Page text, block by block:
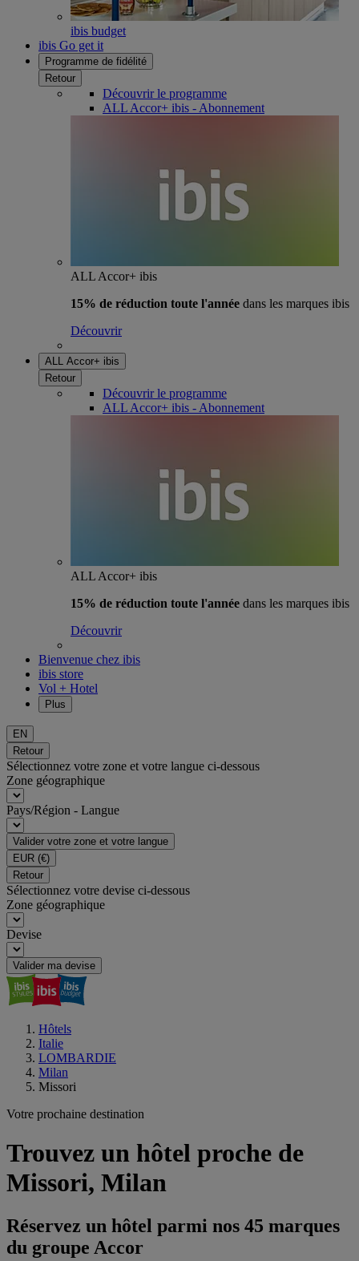
ibis budget
ibis Go get it
Programme de fidélité
Retour
Découvrir le programme
ALL Accor+ ibis - Abonnement
ALL Accor+ ibis
15% de réduction toute l'année dans les marques ibis
Découvrir
ALL Accor+ ibis
Retour
Découvrir le programme
ALL Accor+ ibis - Abonnement
ALL Accor+ ibis
15% de réduction toute l'année dans les marques ibis
Découvrir
Bienvenue chez ibis
ibis store
Vol + Hotel
Plus
EN
Retour
Sélectionnez votre zone et votre langue ci-dessous
Zone géographique
Pays/Région - Langue
Valider votre zone et votre langue
EUR (€)
Retour
Sélectionnez votre devise ci-dessous
Zone géographique
Devise
Valider ma devise
Hôtels
Italie
LOMBARDIE
Milan
Missori
Votre prochaine destination
Trouvez un hôtel proche de
Missori, Milan
Réservez un hôtel parmi nos 45 marques
du groupe Accor